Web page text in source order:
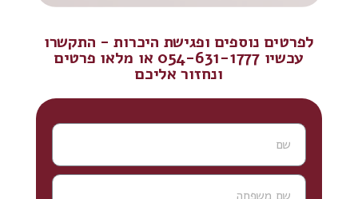
לפרטים נוספים ופגישת היכרות - התקשרו
עכשיו 054-631-1777 או מלאו פרטים
ונחזור אליכם